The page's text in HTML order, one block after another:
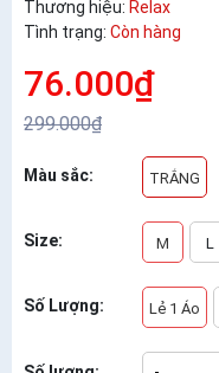
Thương hiệu: Relax
Tình trạng: Còn hàng
76.000₫
299.000₫
Màu sắc: TRẮNG
Size: M L
Số Lượng: Lẻ 1 Áo